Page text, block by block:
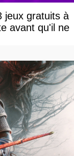
jeux gratuits à
avant qu'il ne